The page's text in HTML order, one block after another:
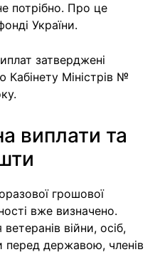
потрібно. Про це
України.
затверджені
Міністрів №
виплати та
грошової
вже визначено.
війни, осіб,
перед державою, членів